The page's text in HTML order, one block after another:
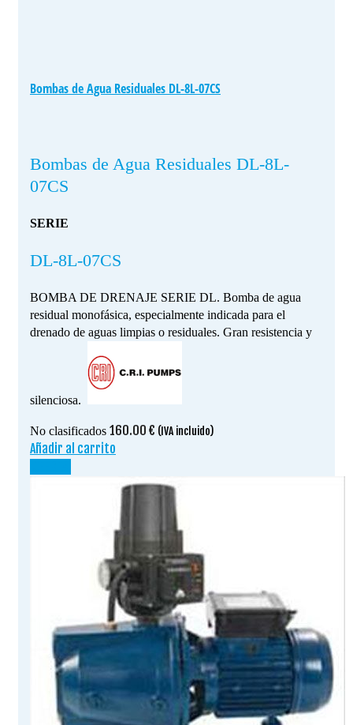
Bombas de Agua Residuales DL-8L-07CS
Bombas de Agua Residuales DL-8L-
07CS
SERIE
DL-8L-07CS
BOMBA DE DRENAJE SERIE DL. Bomba de agua
residual monofásica, especialmente indicada para el
drenado de aguas limpias o residuales. Gran resistencia y
silenciosa.
No clasificados 160.00 € (IVA incluido)
Añadir al carrito